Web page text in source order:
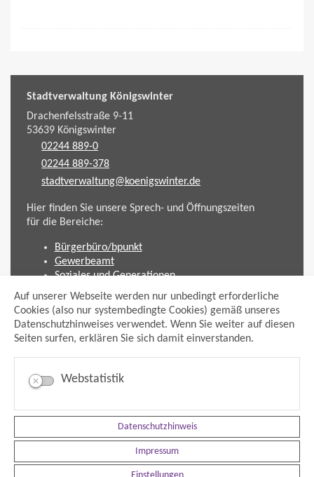
Auf unserer Webseite werden nur unbedingt erforderliche
Cookies (also nur systembedingte Cookies) gemäß unseres
Datenschutzhinweises verwendet. Wenn Sie weiter auf diesen
Seiten surfen, erklären Sie sich damit einverstanden.
Webstatistik
Datenschutzhinweis
Impressum
Stadtverwaltung Königswinter
Drachenfelsstraße 9-11
53639Königswinter
02244 889-0
02244 889-378
stadtverwaltung@koenigswinter.de
Hier finden Sie unsere Sprech- und Öffnungszeiten
für die Bereiche:
Bürgerbüro/bpunkt
Gewerbeamt
Soziales und Generationen
Standesamt
Friedhofsverwaltung
Planen und Bauen (Bauamt)
Impressum
Datenschutzhinweis
Anmelden
Facebook
xing
Newsfeed Ausschreibungen
Newsfeed Bekanntmachungen